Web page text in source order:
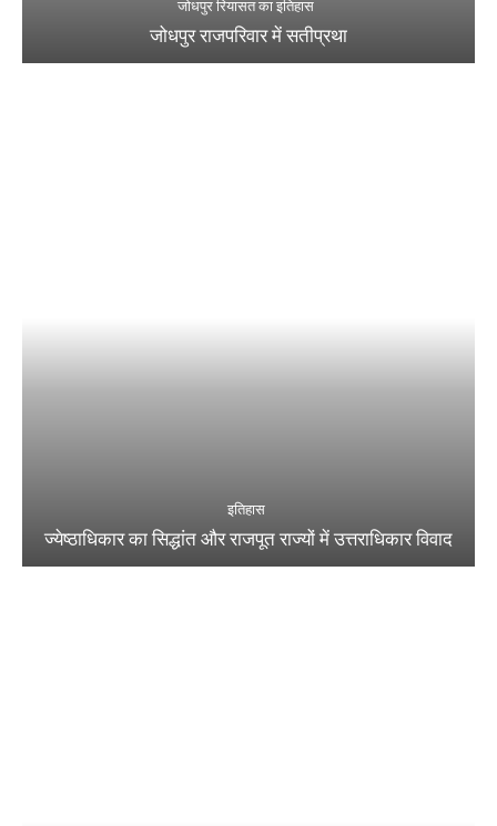
जोधपुर रियासत का इतिहास
जोधपुर राजपरिवार में सतीप्रथा
इतिहास
ज्येष्ठाधिकार का सिद्धांत और राजपूत राज्यों में उत्तराधिकार विवाद